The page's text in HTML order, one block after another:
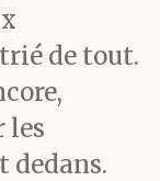
de tout.
les
dedans.